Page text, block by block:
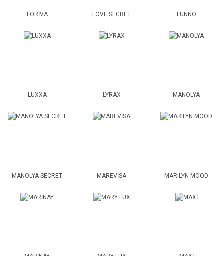
LORİVA LOVE SECRET LUNNO
LUXXA LYRAX MANOLYA
MANOLYA SECRET MAREVİSA MARILYN MOOD